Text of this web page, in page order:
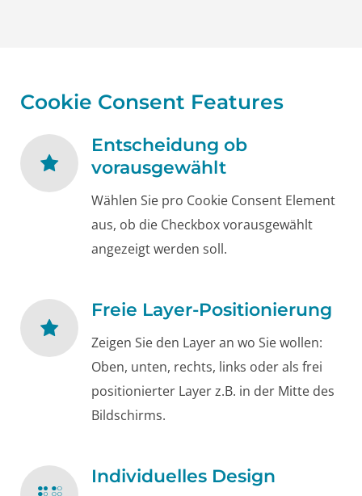
Cookie Consent Features
Entscheidung ob
vorausgewählt
Wählen Sie pro Cookie Consent Element
aus, ob die Checkbox vorausgewählt
angezeigt werden soll.
Freie Layer-Positionierung
Zeigen Sie den Layer an wo Sie wollen:
Oben, unten, rechts, links oder als frei
positionierter Layer z.B. in der Mitte des
Bildschirms.
Individuelles Design